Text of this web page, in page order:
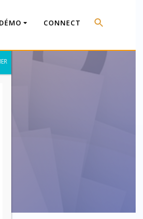
CONNECT